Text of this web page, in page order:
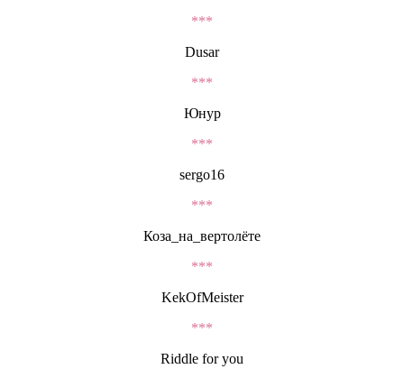
***
Dusar
***
Юнур
***
sergo16
***
Коза_на_вертолёте
***
KekOfMeister
***
Riddle for you